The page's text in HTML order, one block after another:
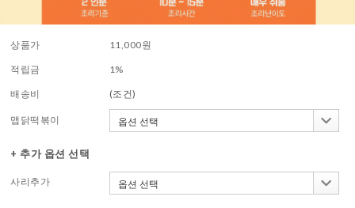
상품가 11,000원
적립금 1%
배송비 (조건)
맵닭떡볶이
+ 추가 옵션 선택
사리추가